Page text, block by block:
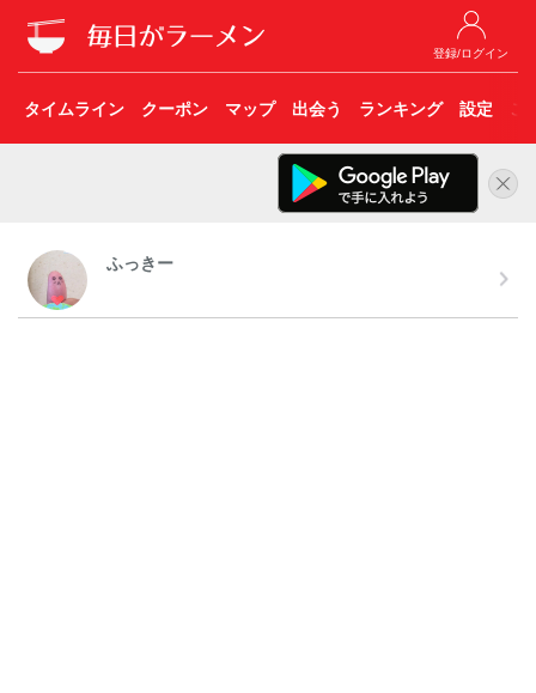
登録/ログイン
タイムライン クーポン マップ 出会う ランキング 設定 こ
ふっきー